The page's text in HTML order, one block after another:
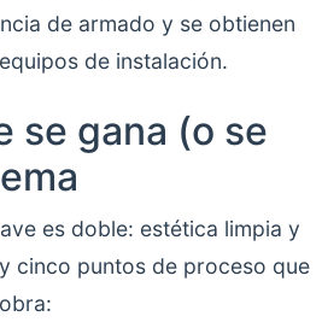
de armado y se obtienen
de instalación.
se gana (o se
es doble: estética limpia y
cinco puntos de proceso que